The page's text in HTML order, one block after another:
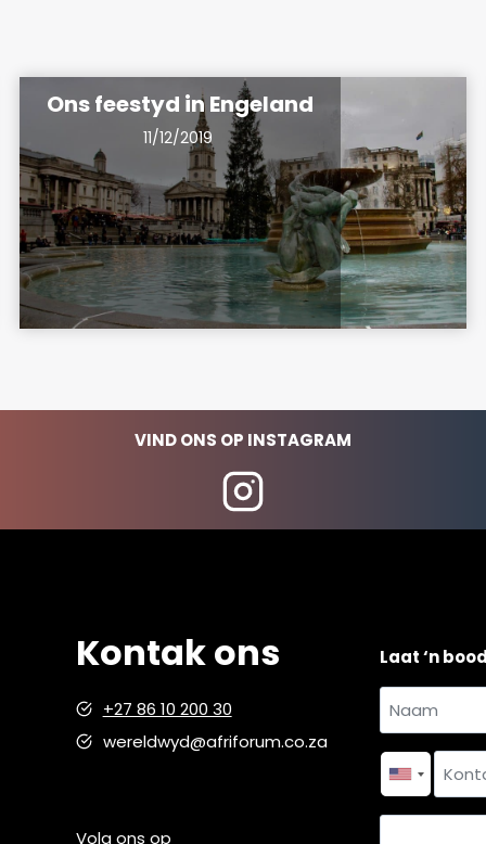
Ons feestyd in Engeland
11/12/2019
VIND ONS OP INSTAGRAM
Kontak ons
+27 86 10 200 30
wereldwyd@afriforum.co.za
Volg ons op
Laat ‘n
Naam
en
van
Naam